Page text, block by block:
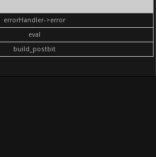
errorHandler->error
eval
build_postbit